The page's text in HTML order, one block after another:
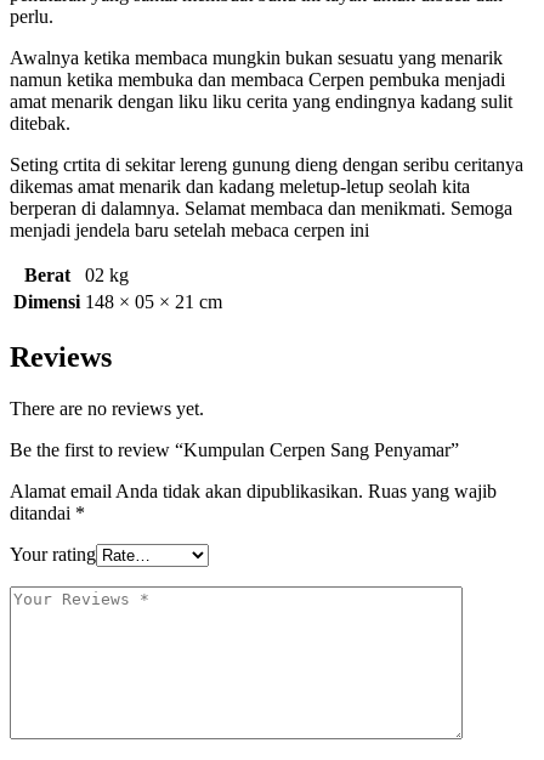
perlu.
Awalnya ketika membaca mungkin bukan sesuatu yang menarik
namun ketika membuka dan membaca Cerpen pembuka menjadi
amat menarik dengan liku liku cerita yang endingnya kadang sulit
ditebak.
Seting crtita di sekitar lereng gunung dieng dengan seribu ceritanya
dikemas amat menarik dan kadang meletup-letup seolah kita
berperan di dalamnya. Selamat membaca dan menikmati. Semoga
menjadi jendela baru setelah mebaca cerpen ini
Berat
02 kg
Dimensi 148 × 05 × 21 cm
Reviews
There are no reviews yet.
Be the first to review “Kumpulan Cerpen Sang Penyamar”
Alamat email Anda tidak akan dipublikasikan. Ruas yang wajib
ditandai *
Your rating